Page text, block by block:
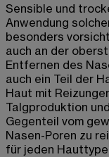
Sensible und
Anwendung
besonders
auch an der
Entfernen des
auch ein Teil der
Haut mit
Talgproduktion
Gegenteil vom
Nasen-Poren zu
für jeden